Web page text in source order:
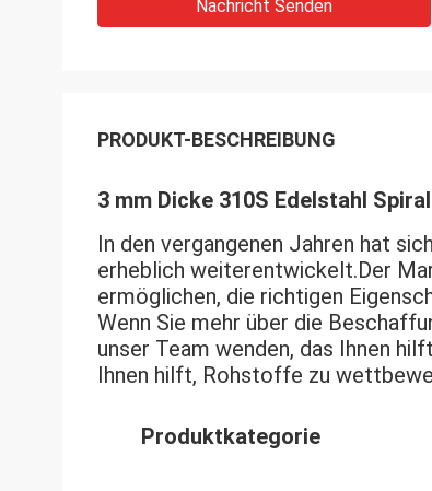
Nachricht Senden
PRODUKT-BESCHREIBUNG
3 mm Dicke 310S Edelstahl
In den vergangenen Jahren hat
erheblich weiterentwickelt.Der
ermöglichen, die richtigen
Wenn Sie mehr über die
unser Team wenden, das Ihnen
Ihnen hilft, Rohstoffe zu
Produktkategorie